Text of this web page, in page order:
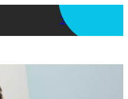
アプリを使う